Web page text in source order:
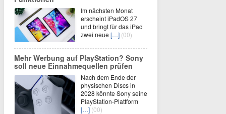
Im nächsten Monat
erscheint iPadOS 27
und bringt für das iPad
zwei neue […] (00)
Mehr Werbung auf PlayStation? Sony
soll neue Einnahmequellen prüfen
Nach dem Ende der
physischen Discs in
2028 könnte Sony seine
PlayStation-Plattform
[…] (00)